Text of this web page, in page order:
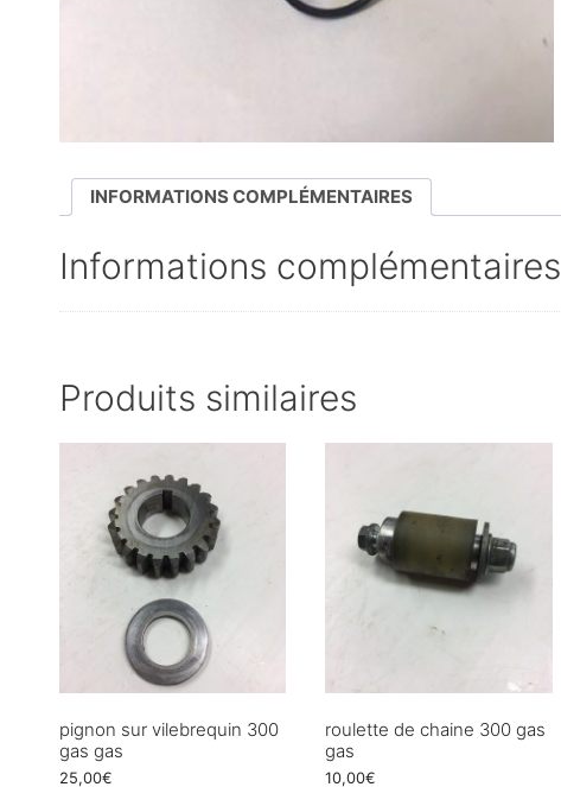
INFORMATIONS COMPLÉMENTAIRES
Informations complémentaires
Produits similaires
pignon sur vilebrequin 300
gas gas
25,00€
roulette de chaine 300 gas
gas
10,00€